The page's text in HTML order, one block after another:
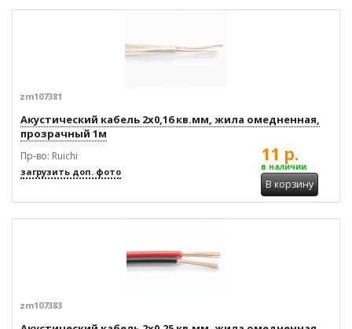
zm107381
Акустический кабель 2x0,16 кв.мм, жила омедненная,
прозрачный 1м
Пр-во: Ruichi
загрузить доп. фото
11 р.
в наличии
В корзину
zm107383